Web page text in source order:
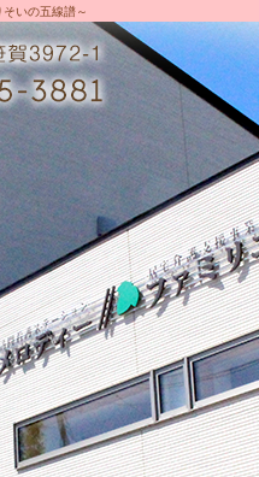
いの五線譜～